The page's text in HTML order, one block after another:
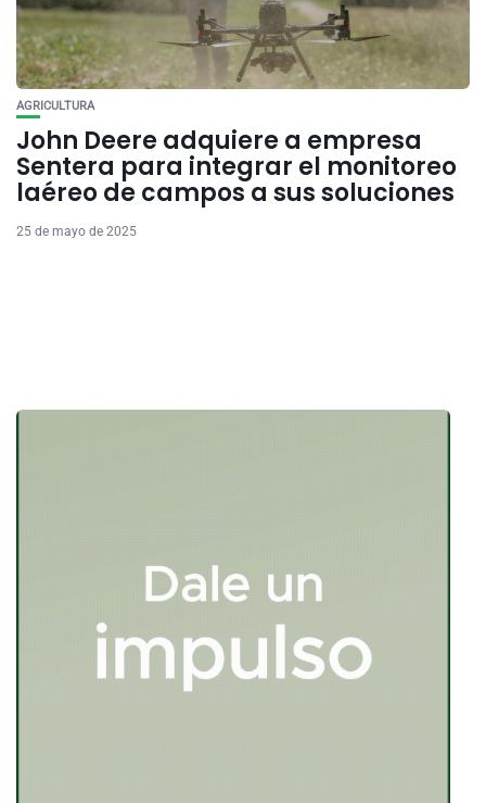
AGRICULTURA
John Deere adquiere a empresa
Sentera para integrar el monitoreo
laéreo de campos a sus soluciones
25 de mayo de 2025